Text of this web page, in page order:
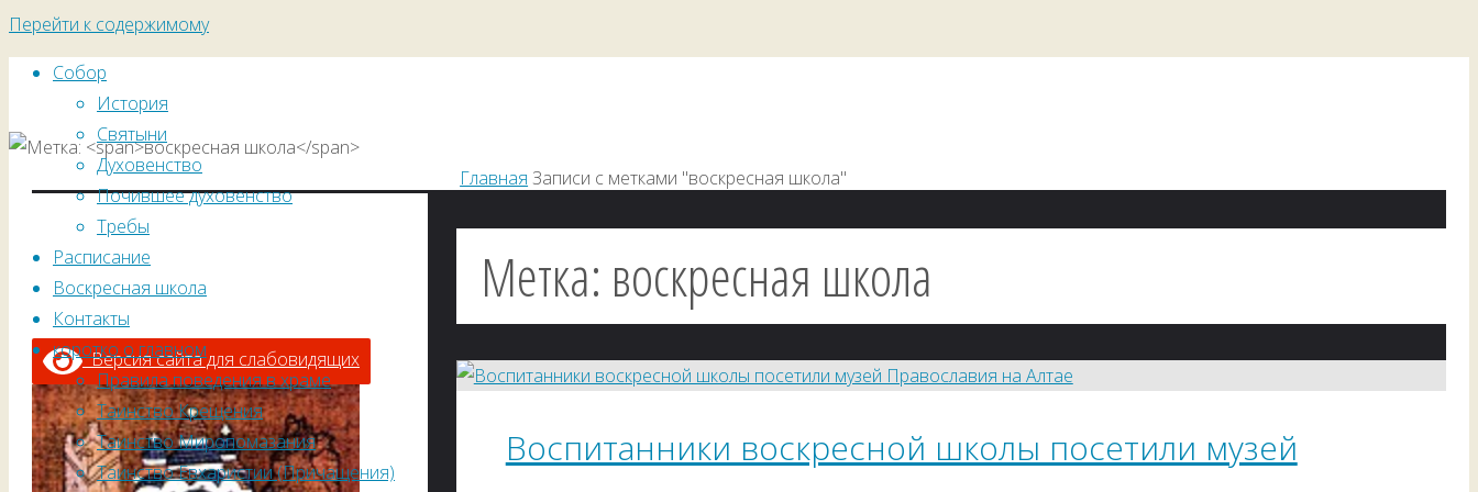
Перейти к содержимому
Собор
История
Святыни
Духовенство
Почившее духовенство
Требы
Расписание
Воскресная школа
Контакты
коротко о главном
Правила поведения в храме
Таинство Крещения
Таинство Миропомазания
Таинство Евхаристии (Причащения)
Главная Записи с метками "воскресная школа"
Метка: воскресная школа
Воспитанники воскресной школы посетили музей
Версия сайта для слабовидящих